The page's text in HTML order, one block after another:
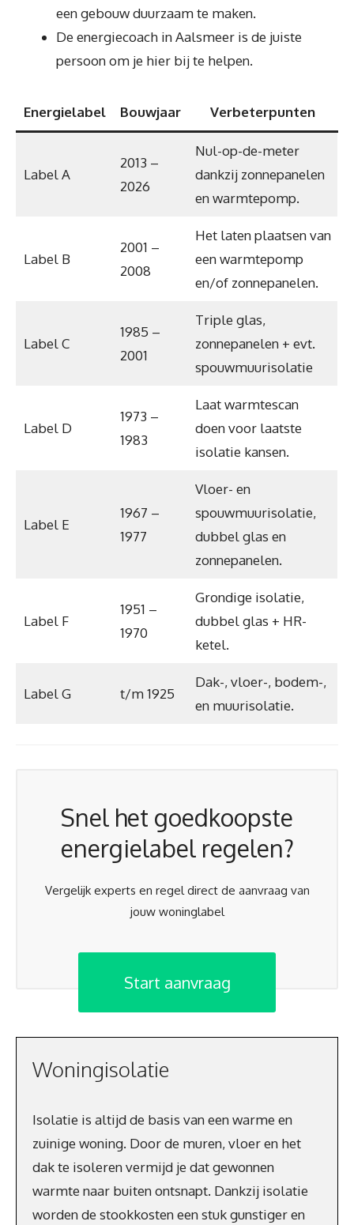
een gebouw duurzaam te maken.
De energiecoach in Aalsmeer is de juiste
persoon om je hier bij te helpen.
Energielabel Bouwjaar Verbeterpunten
Label A
2013 –
2026
Nul-op-de-meter
dankzij zonnepanelen
en warmtepomp.
Label B
2001 –
2008
Het laten plaatsen van
een warmtepomp
en/of zonnepanelen.
Label C
1985 –
2001
Triple glas,
zonnepanelen + evt.
spouwmuurisolatie
Label D
1973 –
1983
Laat warmtescan
doen voor laatste
isolatie kansen.
Label E
1967 –
1977
Vloer- en
spouwmuurisolatie,
dubbel glas en
zonnepanelen.
Label F
1951 –
1970
Grondige isolatie,
dubbel glas + HR-
ketel.
Label G t/m 1925
Dak-, vloer-, bodem-,
en muurisolatie.
Snel het goedkoopste
energielabel regelen?
Vergelijk experts en regel direct de aanvraag van
jouw woninglabel
Start aanvraag
Woningisolatie
Isolatie is altijd de basis van een warme en
zuinige woning. Door de muren, vloer en het
dak te isoleren vermijd je dat gewonnen
warmte naar buiten ontsnapt. Dankzij isolatie
worden de stookkosten een stuk gunstiger en